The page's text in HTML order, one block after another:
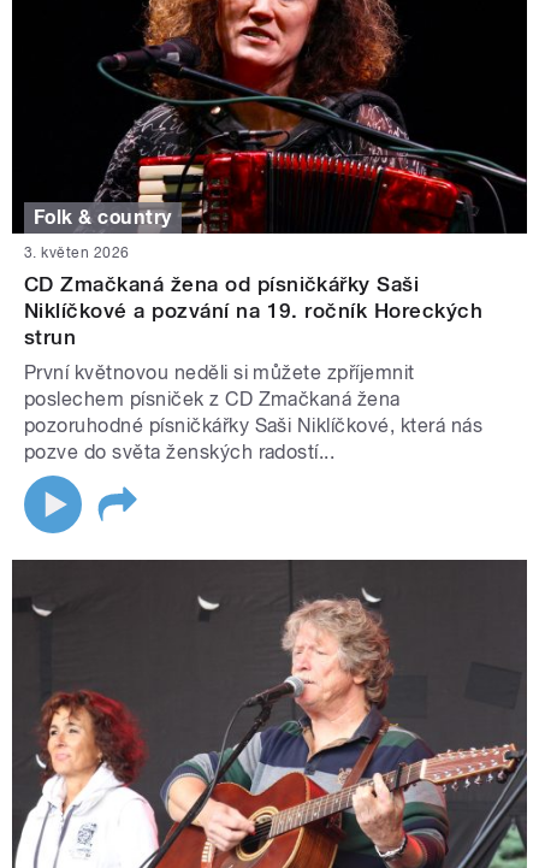
Folk & country
3. květen 2026
CD Zmačkaná žena od písničkářky Saši
Niklíčkové a pozvání na 19. ročník Horeckých
strun
První květnovou neděli si můžete zpříjemnit
poslechem písniček z CD Zmačkaná žena
pozoruhodné písničkářky Saši Niklíčkové, která nás
pozve do světa ženských radostí...